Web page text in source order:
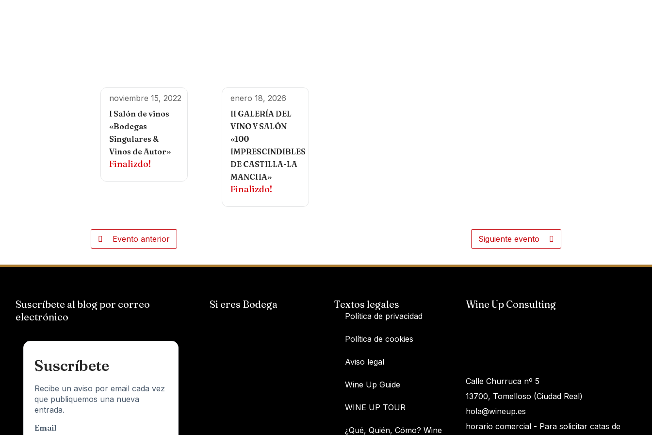
noviembre 15, 2022
I Salón de vinos
«Bodegas
Singulares &
Vinos de Autor»
Finalizdo!
enero 18, 2026
II GALERÍA DEL
VINO Y SALÓN
«100
IMPRESCINDIBLES
DE CASTILLA-LA
MANCHA»
Finalizdo!
Evento anterior Siguiente evento
Suscríbete al blog por correo
electrónico
Suscríbete
Recibe un aviso por email cada vez
que publiquemos una nueva
entrada.
Email
Si eres Bodega Textos legales
Política de privacidad
Política de cookies
Aviso legal
Wine Up Guide
WINE UP TOUR
¿Qué, Quién, Cómo? Wine
Wine Up Consulting
Calle Churruca nº 5
13700, Tomelloso (Ciudad Real)
hola@wineup.es
horario comercial - Para solicitar catas de